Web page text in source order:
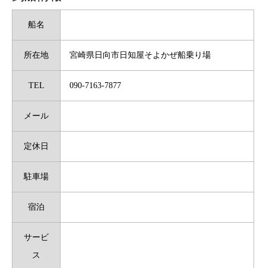
船名
所在地 宮崎県日向市日知屋そよかぜ船乗り場
TEL 090-7163-7877
メール
定休日
駐車場
宿泊
サービ
ス